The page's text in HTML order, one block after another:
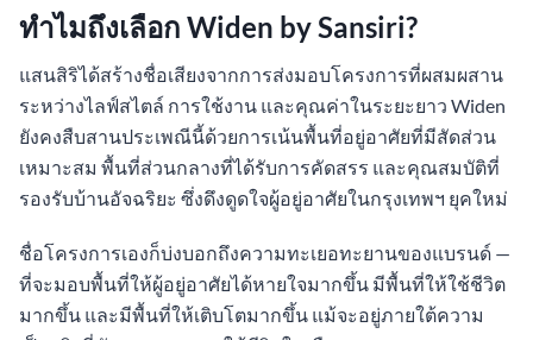
ทำไมถึงเลือก Widen by Sansiri?
แสนสิริได้สร้างชื่อเสียงจากการส่งมอบโครงการที่ผสมผสาน
ระหว่างไลฟ์สไตล์ การใช้งาน และคุณค่าในระยะยาว Widen
ยังคงสืบสานประเพณีนี้ด้วยการเน้นพื้นที่อยู่อาศัยที่มีสัดส่วน
เหมาะสม พื้นที่ส่วนกลางที่ได้รับการคัดสรร และคุณสมบัติที่
รองรับบ้านอัจฉริยะ ซึ่งดึงดูดใจผู้อยู่อาศัยในกรุงเทพฯ ยุคใหม่
ชื่อโครงการเองก็บ่งบอกถึงความทะเยอทะยานของแบรนด์ —
ที่จะมอบพื้นที่ให้ผู้อยู่อาศัยได้หายใจมากขึ้น มีพื้นที่ให้ใช้ชีวิต
มากขึ้น และมีพื้นที่ให้เติบโตมากขึ้น แม้จะอยู่ภายใต้ความ